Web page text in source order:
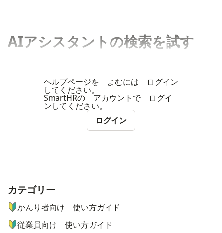
AIアシスタントの検索を試す
ヘルプページを よむには ログイン
してください。
SmartHRの アカウントで ログイ
ンしてください。
ログイン
ナビゲーションメニュー
カテゴリー
かんり者向け 使い方ガイド
従業員向け 使い方ガイド